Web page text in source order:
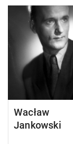
Wacław
Jankowski